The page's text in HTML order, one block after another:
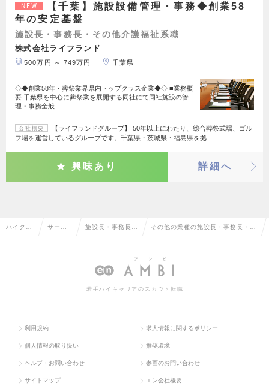
NEW
【千葉】施設設備管理・事務◆創業58
年の安定基盤
施設長・事務長・その他介護福祉系職
株式会社ライフランド
500万円 ～ 749万円 千葉県
◇◆創業58年・葬祭業界県内トップクラス企業◆◇ ■業務概
要 千葉県を中心に葬祭業を展開する同社にて同社施設の管
理・事務全般…
会社概要
【ライフランドグループ】 50年以上にわたり、総合葬祭式場、ゴル
フ場を運営しているグループです。千葉県・茨城県・福島県を拠…
興味あり 詳細へ
ハイクラ サービ 施設長・事務長・ その他の業種の施設長・事務長・そ
一覧
若手ハイキャリアのスカウト転職
利用規約 求人情報に関するポリシー
個人情報の取り扱い 推奨環境
ヘルプ・お問い合わせ 参画のお問い合わせ
サイトマップ エン会社概要